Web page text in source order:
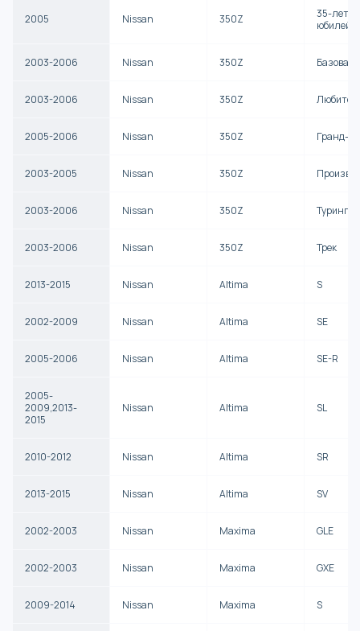
2005 Nissan 350Z
35-
2003-2006 Nissan 350Z Базовая
2003-2006 Nissan 350Z
2005-2006 Nissan 350Z Гранд-
2003-2005 Nissan 350Z
2003-2006 Nissan 350Z Туринг
2003-2006 Nissan 350Z Трек
2013-2015 Nissan Altima S
2002-2009 Nissan Altima SE
2005-2006 Nissan Altima SE-R
2005-
2009,2013-
2015
Nissan Altima SL
2010-2012 Nissan Altima SR
2013-2015 Nissan Altima SV
2002-2003 Nissan Maxima GLE
2002-2003 Nissan Maxima GXE
2009-2014 Nissan Maxima S